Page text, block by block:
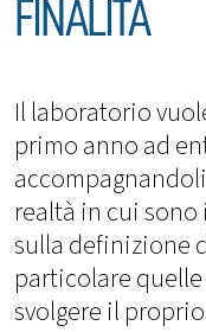
FINALITÀ
Il laboratorio
primo anno ad
realtà in cui
sulla definizione
particolare
svolgere il